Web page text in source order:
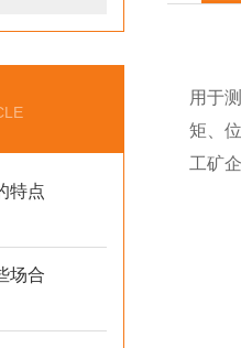
特点
场合
用于
矩、
工矿